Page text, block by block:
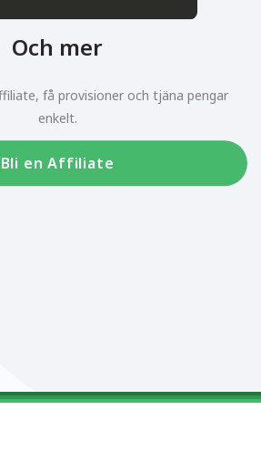
Och mer
få provisioner och tjäna pengar
enkelt.
Bli en Affiliate